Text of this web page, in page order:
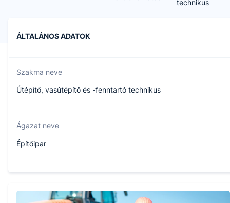
technikus
ÁLTALÁNOS ADATOK
Szakma neve
Útépítő, vasútépítő és -fenntartó technikus
Ágazat neve
Építőipar
507320616